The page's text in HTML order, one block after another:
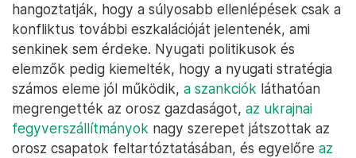
hangoztatják, hogy a súlyosabb ellenlépések csak a
konfliktus további eszkalációját jelentenék, ami
senkinek sem érdeke. Nyugati politikusok és
elemzők pedig kiemelték, hogy a nyugati stratégia
számos eleme jól működik, a szankciók láthatóan
megrengették az orosz gazdaságot, az ukrajnai
fegyverszállítmányok nagy szerepet játszottak az
orosz csapatok feltartóztatásában, és egyelőre az